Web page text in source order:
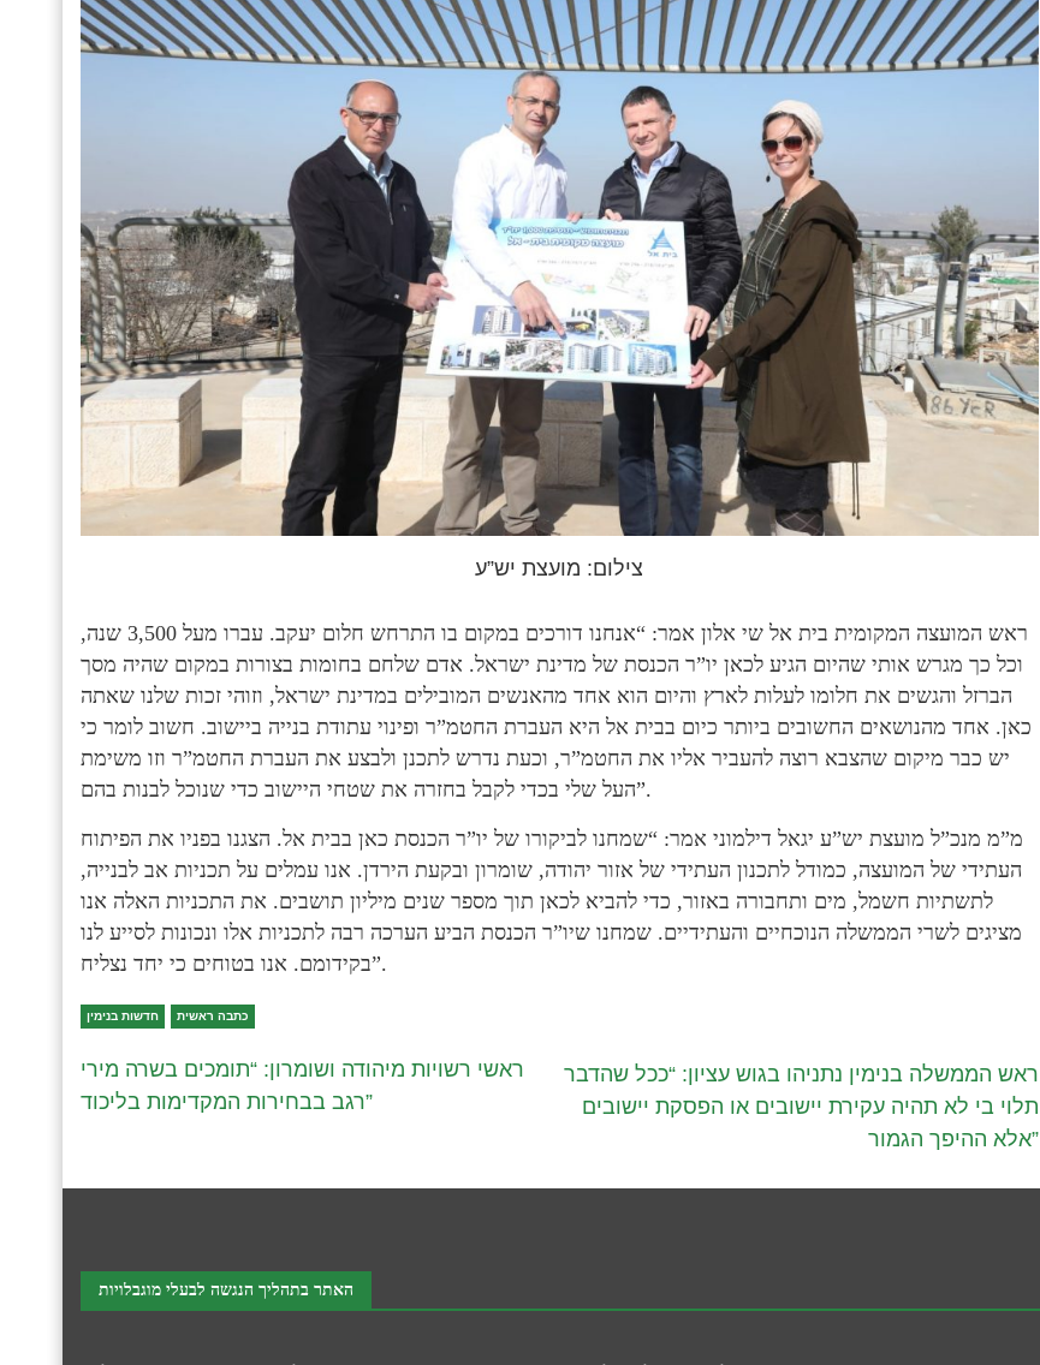
צילום: מועצת יש”ע
ראש המועצה המקומית בית אל שי אלון אמר: “אנחנו דורכים במקום בו התרחש חלום יעקב. עברו מעל 3,500 שנה,
וכל כך מגרש אותי שהיום הגיע לכאן יו”ר הכנסת של מדינת ישראל. אדם שלחם בחומות בצורות במקום שהיה מסך
הברזל והגשים את חלומו לעלות לארץ והיום הוא אחד מהאנשים המובילים במדינת ישראל, וזוהי זכות שלנו שאתה
כאן. אחד מהנושאים החשובים ביותר כיום בבית אל היא העברת החטמ”ר ופינוי עתודת בנייה ביישוב. חשוב לומר כי
יש כבר מיקום שהצבא רוצה להעביר אליו את החטמ”ר, וכעת נדרש לתכנן ולבצע את העברת החטמ”ר וזו משימת
העל שלי בכדי לקבל בחזרה את שטחי היישוב כדי שנוכל לבנות בהם”.
מ”מ מנכ”ל מועצת יש”ע יגאל דילמוני אמר: “שמחנו לביקורו של יו”ר הכנסת כאן בבית אל. הצגנו בפניו את הפיתוח
העתידי של המועצה, כמודל לתכנון העתידי של אזור יהודה, שומרון ובקעת הירדן. אנו עמלים על תכניות אב לבנייה,
לתשתיות חשמל, מים ותחבורה באזור, כדי להביא לכאן תוך מספר שנים מיליון תושבים. את התכניות האלה אנו
מציגים לשרי הממשלה הנוכחיים והעתידיים. שמחנו שיו”ר הכנסת הביע הערכה רבה לתכניות אלו ונכונות לסייע לנו
בקידומם. אנו בטוחים כי יחד נצליח”.
חדשות בנימין כתבה ראשית
ראשי רשויות מיהודה ושומרון: “תומכים בשרה מירי
רגב בבחירות המקדימות בליכוד”
ראש הממשלה בנימין נתניהו בגוש עציון: “ככל שהדבר
תלוי בי לא תהיה עקירת יישובים או הפסקת יישובים
אלא ההיפך הגמור”
האתר בתהליך הנגשה לבעלי מוגבלויות